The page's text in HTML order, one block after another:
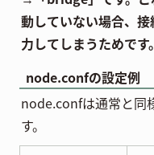
動していない場合、
力してしまうためです。
node.confの設定例
node.confは通常と同
す。